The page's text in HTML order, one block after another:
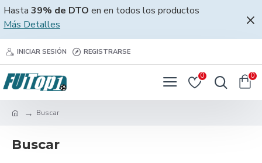
Hasta 39% de DTO en en todos los productos
Más Detalles
INICIAR SESIÓN REGISTRARSE
0 0
Buscar
Buscar